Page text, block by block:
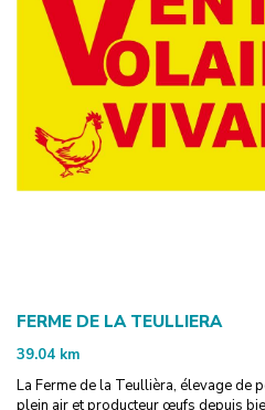
FERME DE LA TEULLIERA
39.04 km
La Ferme de la Teullièra, élevage de
plein air et producteur œufs depuis